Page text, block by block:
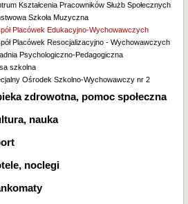
Kształcenia Pracowników Służb Społecznych
Szkoła Muzyczna
Placówek Edukacyjno-Wychowawczych
Placówek Resocjalizacyjno - Wychowawczych
Psychologiczno-Pedagogiczna
szkolna
Ośrodek Szkolno-Wychowawczy nr 2
zdrowotna, pomoc społeczna
nauka
noclegi